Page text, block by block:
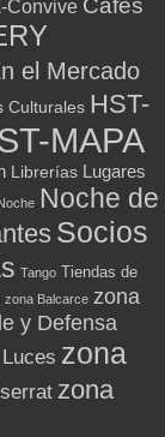
Convive Cafés
el Mercado
Culturales HST-
MAPA
Librerías Lugares
Noche de
Socios
Tango Tiendas de
zona Balcarce zona
y Defensa
zona
zona